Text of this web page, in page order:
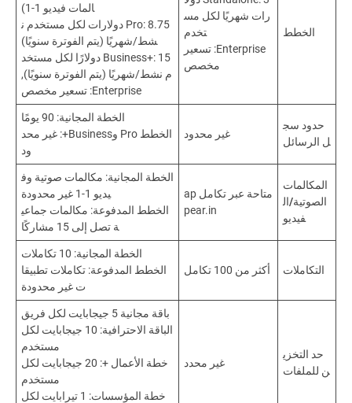
الخطط
رات شهريًا لكل مس
تخدم
Enterprise: تسعير
مخصص
المات فيديو 1-1)
Pro: 8.75 دولارات لكل مستخدم ن
شط/شهريًا (يتم الفوترة سنويًا)
Business+: 15 دولارًا لكل مستخد
م نشط/شهريًا (يتم الفوترة سنويًا),
Enterprise: تسعير مخصص
حدود سج
ل الرسائل
غير محدود
الخطة المجانية: 90 يومًا
الخطط Pro وBusiness+: غير محد
ود
المكالمات
الصوتية/ال
فيديو
متاحة عبر تكامل ap
pear.in
الخطة المجانية: مكالمات صوتية وف
يديو 1-1 غير محدودة
الخطط المدفوعة: مكالمات جماعي
ة تصل إلى 15 مشاركًا
التكاملات أكثر من 100 تكامل
الخطة المجانية: 10 تكاملات
الخطط المدفوعة: تكاملات تطبيقا
ت غير محدودة
حد التخزي
ن للملفات
غير محدد
باقة مجانية 5 جيجابايت لكل فريق
الباقة الاحترافية: 10 جيجابايت لكل
مستخدم
خطة الأعمال +: 20 جيجابايت لكل
مستخدم
خطة المؤسسات: 1 تيرابايت لكل